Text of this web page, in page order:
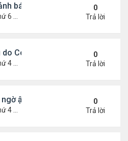
báo bệnh tiểu đường
12, 2022 3:03 pm
0
Trả lời
Covid-19
10, 2022 5:13 pm
0
Trả lời
ập tới Trái Đất
10, 2022 3:06 pm
0
Trả lời